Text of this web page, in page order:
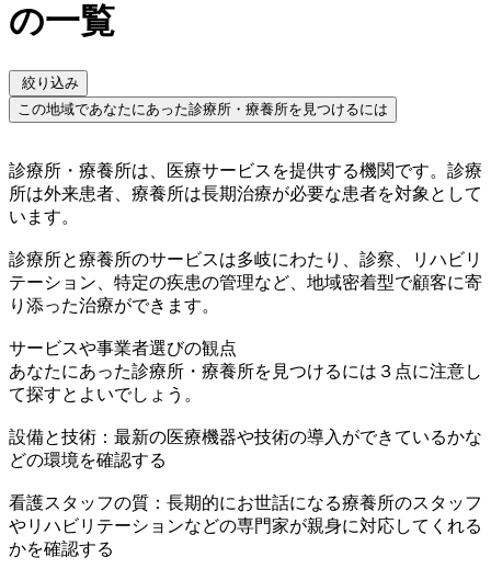
の一覧
絞り込み
この地域であなたにあった診療所・療養所を見つけるには
診療所・療養所は、医療サービスを提供する機関です。診療
所は外来患者、療養所は長期治療が必要な患者を対象として
います。
診療所と療養所のサービスは多岐にわたり、診察、リハビリ
テーション、特定の疾患の管理など、地域密着型で顧客に寄
り添った治療ができます。
サービスや事業者選びの観点
あなたにあった診療所・療養所を見つけるには３点に注意し
て探すとよいでしょう。
設備と技術：最新の医療機器や技術の導入ができているかな
どの環境を確認する
看護スタッフの質：長期的にお世話になる療養所のスタッフ
やリハビリテーションなどの専門家が親身に対応してくれる
かを確認する